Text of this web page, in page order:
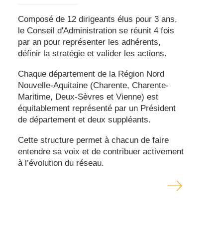
Composé de 12 dirigeants élus pour 3 ans,
le Conseil d'Administration se réunit 4 fois
par an pour représenter les adhérents,
définir la stratégie et valider les actions.
Chaque département de la Région Nord
Nouvelle-Aquitaine (Charente, Charente-
Maritime, Deux-Sèvres et Vienne) est
équitablement représenté par un Président
de département et deux suppléants.
Cette structure permet à chacun de faire
entendre sa voix et de contribuer activement
à l’évolution du réseau.